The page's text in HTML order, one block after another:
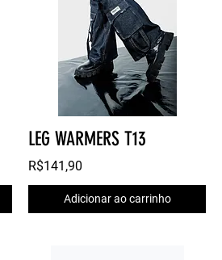
LEG WARMERS T13
R$141,90
Adicionar ao carrinho